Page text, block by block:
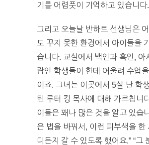
기를 어렴풋이 기억하고 있습니다
그리고 오늘날 반하트 선생님은
도 꾸지 못한 환경에서 아이들을
습니다. 교실에서 백인과 흑인, 아
랍인 학생들이 한데 어울려 수업
이죠. 그녀는 이곳에서 5살 난 학
틴 루터 킹 목사에 대해 가르칩니
이들은 꽤나 많은 것을 알고 있습
은 법을 바꿔서, 이런 피부색을 한
디든지 갈 수 있도록 했어요.” “그